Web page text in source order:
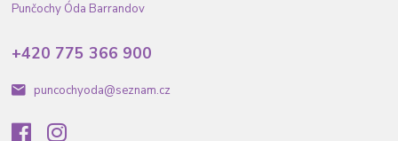
Punčochy Óda Barrandov
+420 775 366 900
puncochyoda@seznam.cz